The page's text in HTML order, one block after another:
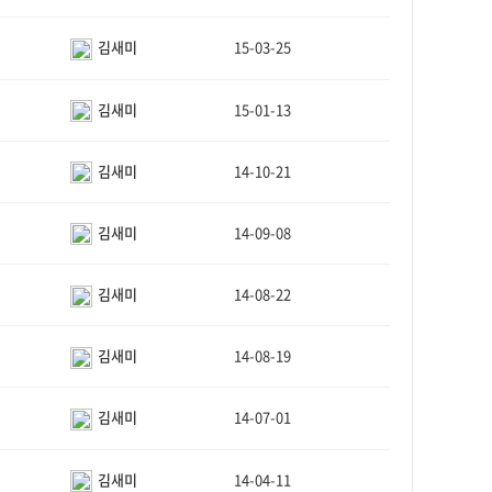
김새미 15-03-25
김새미 15-01-13
김새미 14-10-21
김새미 14-09-08
김새미 14-08-22
김새미 14-08-19
김새미 14-07-01
김새미 14-04-11